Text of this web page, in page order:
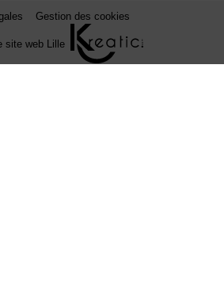
Gestion des cookies
site web Lille